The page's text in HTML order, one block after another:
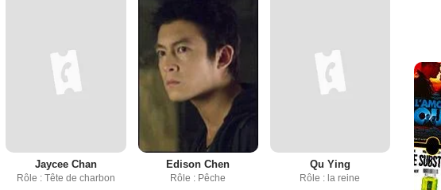
Jaycee Chan
Rôle : Tête de charbon
Edison Chen
Rôle : Pêche
Qu Ying
Rôle : la reine